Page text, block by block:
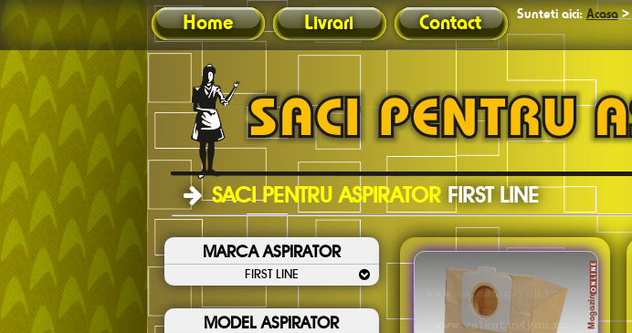
Home Livrari Contact Sunteti aici: Acasa>
SACI PENTRU ASPIRATOR FIRST LINE
MARCA ASPIRATOR
FIRST LINE
MODEL ASPIRATOR